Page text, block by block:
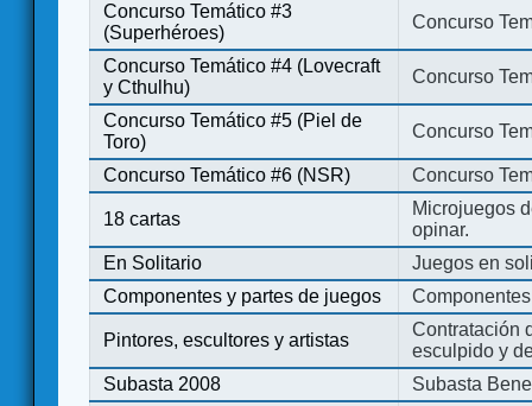
Concurso Temático #3
(Superhéroes)
Concurso
Concurso Temático #4 (Lovecraft
y Cthulhu)
Concurso
Concurso Temático #5 (Piel de
Toro)
Concurso
Concurso Temático #6 (NSR) Concurso
18 cartas
Microjuegos
opinar.
En Solitario
Juegos en
Componentes y partes de juegos
Pintores, escultores y artistas
Contratación
esculpido y
Subasta 2008
Subasta